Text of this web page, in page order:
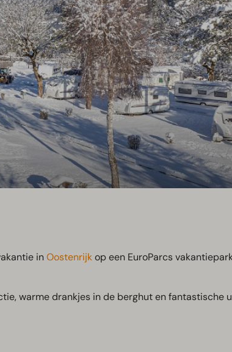
inOostenrijkop een EuroParcs
warme drankjes in de berghut en fantastische